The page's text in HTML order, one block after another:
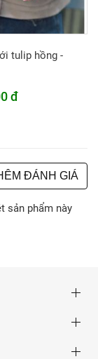
tulip hồng -
đ
ĐÁNH GIÁ
sản phẩm này